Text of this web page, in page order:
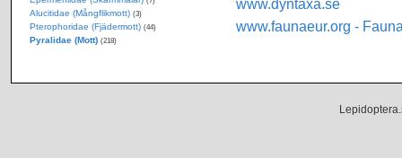
www.dyntaxa.se
www.faunaeur.org -
Alucitidae (Mångflikmott) (3)
Pterophoridae (Fjädermott) (44)
Pyralidae (Mott) (218)